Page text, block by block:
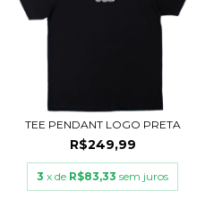
TEE PENDANT LOGO PRETA
R$249,99
3 x de R$83,33 sem juros